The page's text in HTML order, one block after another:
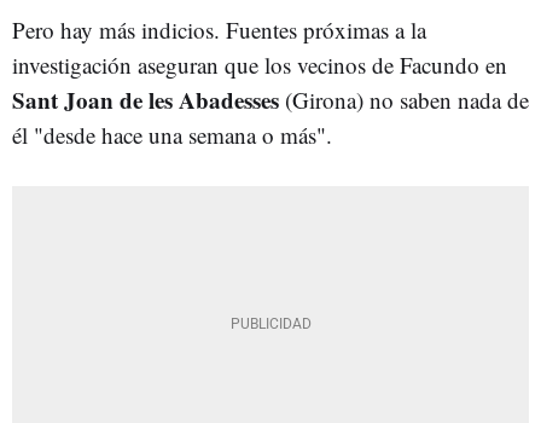
Pero hay más indicios. Fuentes próximas a la
investigación aseguran que los vecinos de Facundo en
Sant Joan de les Abadesses (Girona) no saben nada de
él "desde hace una semana o más".